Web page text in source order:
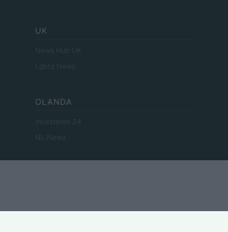
UK
News Hub UK
Lgbtq News
OLANDA
Investeren 24
NL Newz